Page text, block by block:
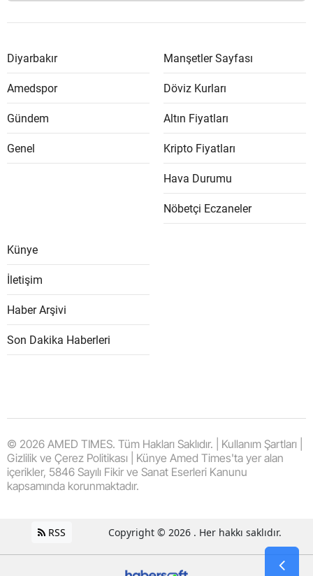
Diyarbakır
Amedspor
Gündem
Genel
Manşetler Sayfası
Döviz Kurları
Altın Fiyatları
Kripto Fiyatları
Hava Durumu
Nöbetçi Eczaneler
Künye
İletişim
Haber Arşivi
Son Dakika Haberleri
© 2026 AMED TIMES. Tüm Hakları Saklıdır. | Kullanım Şartları |
Gizlilik ve Çerez Politikası | Künye Amed Times'ta yer alan
içerikler, 5846 Sayılı Fikir ve Sanat Eserleri Kanunu
kapsamında korunmaktadır.
RSS Copyright © 2026 . Her hakkı saklıdır.